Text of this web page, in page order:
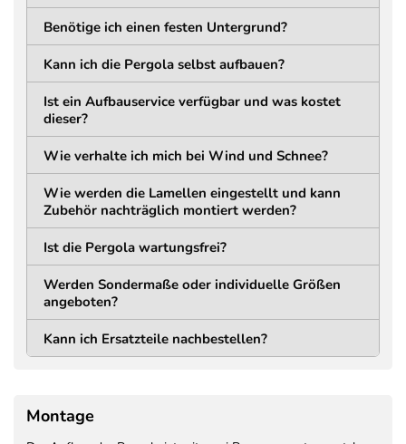
LÄNGE
180 mm (188 mm inkl.
Abdeckung) mm
180 mm (188 mm inkl.
Abdeckung) mm
STÄRKE
11 mm
LOCHABSTAND
154 mm
Trägerkonstruktion
Aluminium
75 mm
Lamellen
Benötige ich einen festen Untergrund?
Kann ich die Pergola selbst aufbauen?
Ist ein Aufbauservice verfügbar und was kostet
dieser?
Wie verhalte ich mich bei Wind und Schnee?
Wie werden die Lamellen eingestellt und kann
Zubehör nachträglich montiert werden?
Ist die Pergola wartungsfrei?
Werden Sondermaße oder individuelle Größen
angeboten?
Kann ich Ersatzteile nachbestellen?
Montage